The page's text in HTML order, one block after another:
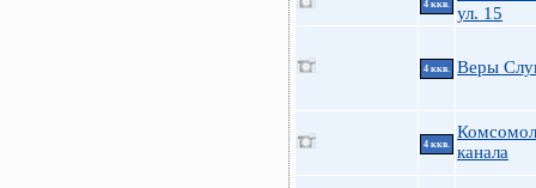
4 ккв.
ул. 15
4 ккв. Веры
4 ккв.
канала